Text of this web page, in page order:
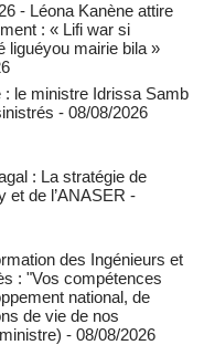
- Léona Kanène attire
: « Lifi war si
liguéyou mairie bila »
: le ministre Idrissa Samb
- 08/08/2026
: La stratégie de
et de l’ANASER -
des Ingénieurs et
: "Vos compétences
national, de
de vie de nos
- 08/08/2026